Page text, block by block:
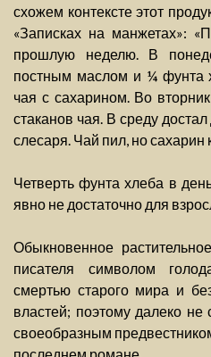
схожем контексте этот
«Записках на манжетах»:
прошлую неделю. В
постным маслом и ¼ фунта
чая с сахарином. Во
стаканов чая. В среду
слесаря. Чай пил, но
Четверть фунта хлеба в
явно не достаточно для
Обыкновенное
писателя символом
смертью старого мира и
властей; поэтому далеко не
своеобразным